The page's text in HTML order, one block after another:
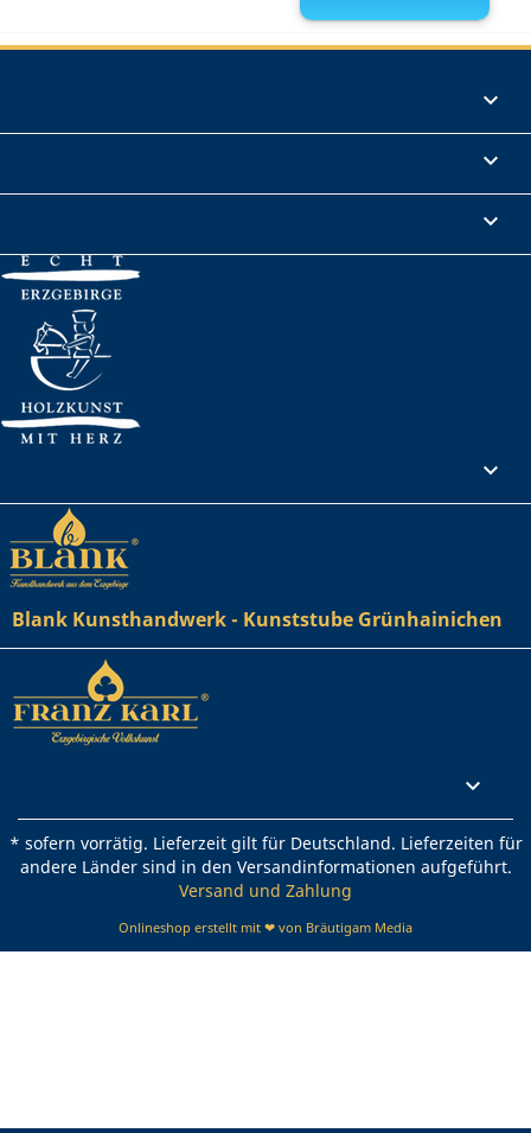




Blank Kunsthandwerk - Kunststube Grünhainichen

* sofern vorrätig. Lieferzeit gilt für Deutschland. Lieferzeiten für
andere Länder sind in den Versandinformationen aufgeführt.
Versand und Zahlung
Onlineshop erstellt mit ❤ von Bräutigam Media